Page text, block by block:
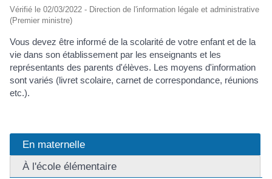
Vérifié le 02/03/2022 - Direction de l'information légale et administrative
(Premier ministre)
Vous devez être informé de la scolarité de votre enfant et de la
vie dans son établissement par les enseignants et les
représentants des parents d'élèves. Les moyens d'information
sont variés (livret scolaire, carnet de correspondance, réunions
etc.).
En maternelle
À l'école élémentaire